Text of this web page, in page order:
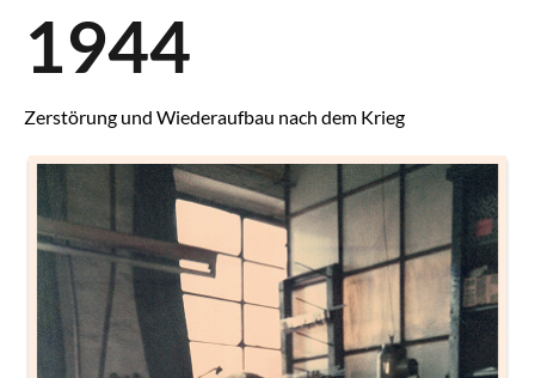
1944
Zerstörung und Wiederaufbau nach dem Krieg